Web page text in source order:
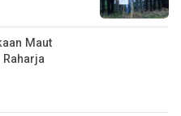
Maut